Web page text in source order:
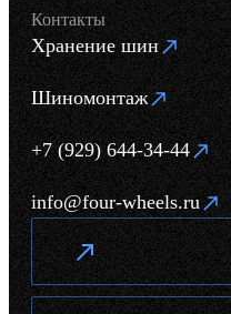
Контакты
Хранение шин
Шиномонтаж
+7 (929) 644-34-44
info@four-wheels.ru